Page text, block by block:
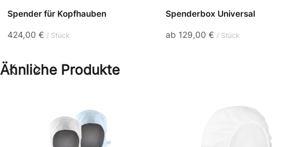
Spender für Kopfhauben
424,00 € Stück
Spenderbox Universal
ab 129,00 € Stück
Ähnliche Produkte